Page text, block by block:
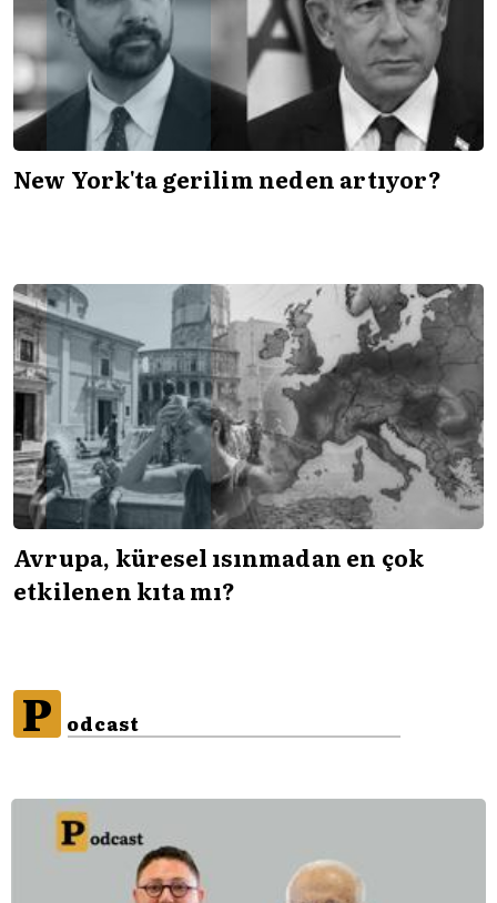
New York'ta gerilim neden artıyor?
Avrupa, küresel ısınmadan en çok
etkilenen kıta mı?
P odcast